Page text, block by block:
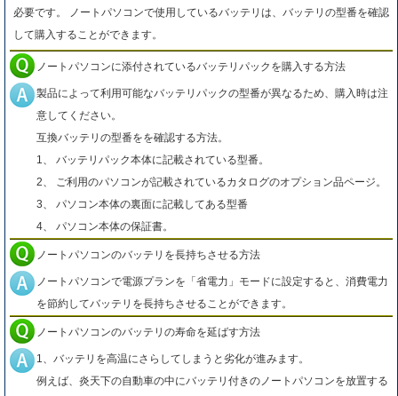
必要です。 ノートパソコンで使用しているバッテリは、バッテリの型番を確認
して購入することができます。
ノートパソコンに添付されているバッテリパックを購入する方法
製品によって利用可能なバッテリパックの型番が異なるため、購入時は注
意してください。
互換バッテリの型番をを確認する方法。
1、 バッテリパック本体に記載されている型番。
2、 ご利用のパソコンが記載されているカタログのオプション品ページ。
3、 パソコン本体の裏面に記載してある型番
4、 パソコン本体の保証書。
ノートパソコンのバッテリを長持ちさせる方法
ノートパソコンで電源プランを「省電力」モードに設定すると、消費電力
を節約してバッテリを長持ちさせることができます。
ノートパソコンのバッテリの寿命を延ばす方法
1、バッテリを高温にさらしてしまうと劣化が進みます。
例えば、炎天下の自動車の中にバッテリ付きのノートパソコンを放置する